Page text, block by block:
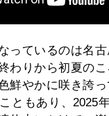
っているのは名
わりから初夏の
鮮やかに咲き誇
ともあり、2025